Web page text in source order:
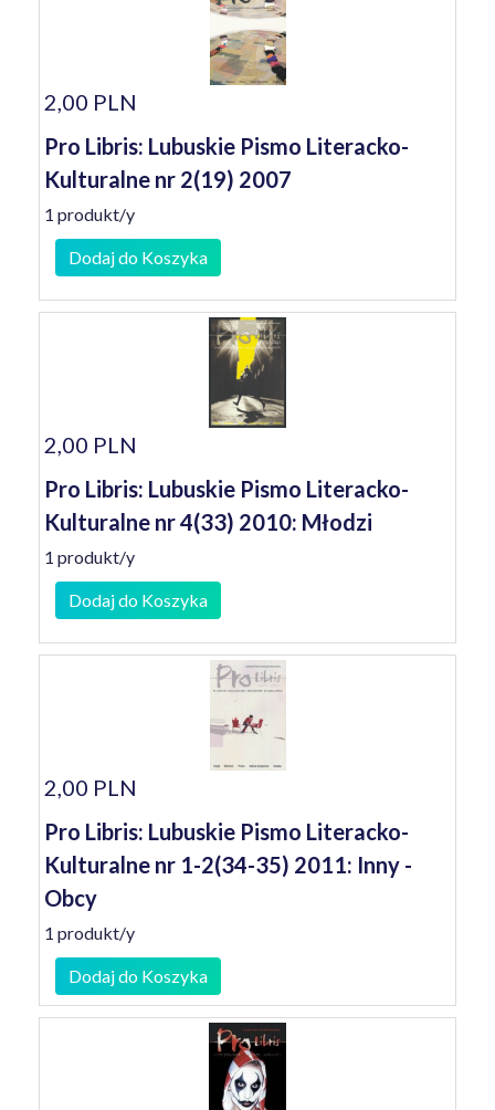
2,00 PLN
Pro Libris: Lubuskie Pismo Literacko-
Kulturalne nr 2(19) 2007
1 produkt/y
Dodaj do Koszyka
2,00 PLN
Pro Libris: Lubuskie Pismo Literacko-
Kulturalne nr 4(33) 2010: Młodzi
1 produkt/y
Dodaj do Koszyka
2,00 PLN
Pro Libris: Lubuskie Pismo Literacko-
Kulturalne nr 1-2(34-35) 2011: Inny -
Obcy
1 produkt/y
Dodaj do Koszyka